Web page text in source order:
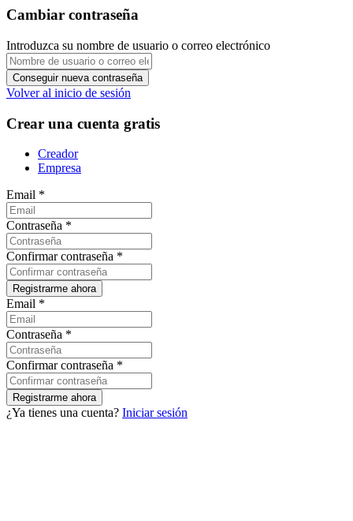
Cambiar contraseña
Introduzca su nombre de usuario o correo electrónico
Volver al inicio de sesión
Crear una cuenta gratis
Creador
Empresa
Email *
Contraseña *
Confirmar contraseña *
Email *
Contraseña *
Confirmar contraseña *
¿Ya tienes una cuenta? Iniciar sesión